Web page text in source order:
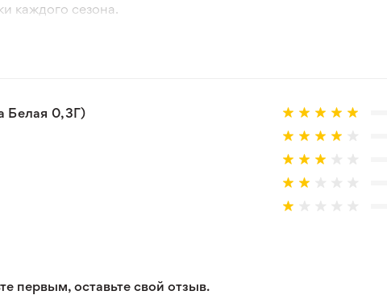
каждого сезона.
фотографии товара и реального растения.
Белая 0,3Г)
первым, оставьте свой отзыв.